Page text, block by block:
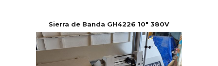
Sierra de Banda GH4226 10″ 380V